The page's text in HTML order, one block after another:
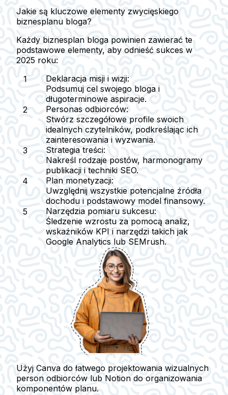
Jakie są kluczowe elementy zwycięskiego
biznesplanu bloga?
Każdy biznesplan bloga powinien zawierać te
podstawowe elementy, aby odnieść sukces w
2025 roku:
Deklaracja misji i wizji:
Podsumuj cel swojego bloga i
długoterminowe aspiracje.
Personas odbiorców:
Stwórz szczegółowe profile swoich
idealnych czytelników, podkreślając ich
zainteresowania i wyzwania.
Strategia treści:
Nakreśl rodzaje postów, harmonogramy
publikacji i techniki SEO.
Plan monetyzacji:
Uwzględnij wszystkie potencjalne źródła
dochodu i podstawowy model finansowy.
Narzędzia pomiaru sukcesu:
Śledzenie wzrostu za pomocą analiz,
wskaźników KPI i narzędzi takich jak
Google Analytics lub SEMrush.
Użyj Canva do łatwego projektowania wizualnych
person odbiorców lub Notion do organizowania
komponentów planu.